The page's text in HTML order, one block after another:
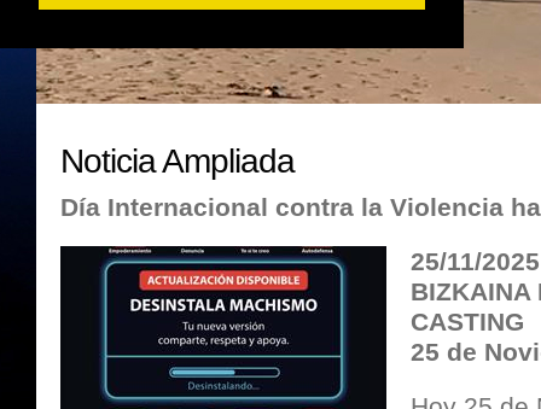
Noticia Ampliada
Día Internacional contra la Violencia
25/11/
BIZKAINA
CASTING
25 de